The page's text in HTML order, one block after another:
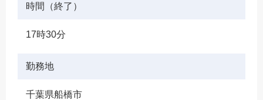
時間（終了）
17時30分
勤務地
千葉県船橋市